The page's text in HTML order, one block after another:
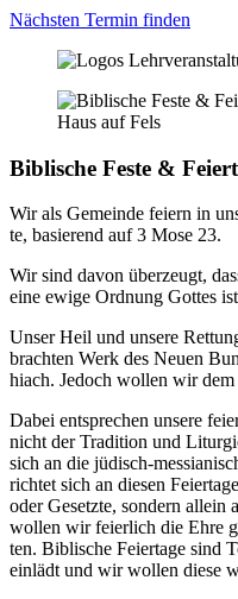
Nächs­ten Ter­min fin­den
Bibli­sche Fes­te &
Wir als Gemein­de fei­ern in
te, basie­rend auf 3 Mose 23.
Wir sind davon über­zeugt,
eine ewi­ge Ord­nung Got­tes
Unser Heil und unse­re
brach­ten Werk des Neu­en
hiach. Jedoch wol­len wir dem
Dabei ent­spre­chen unse­re
nicht der Tra­di­ti­on und
sich an die jüdisch-
rich­tet sich an die­sen
oder Gesetz­te, son­dern
wol­len wir fei­er­lich die Ehre
ten. Bibli­sche Fei­er­ta­ge sind
ein­lädt und wir wol­len die­se